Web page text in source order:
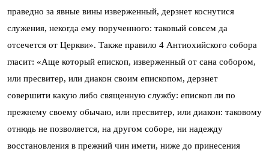
праведно за явные вины изверженный, дерзнет коснутися
служения, некогда ему порученного: таковый совсем да
отсечется от Церкви». Также правило 4 Антиохийского собора
гласит: «Аще который епископ, изверженный от сана собором,
или пресвитер, или диакон своим епископом, дерзнет
совершити какую либо священную службу: епископ ли по
прежнему своему обычаю, или пресвитер, или диакон: таковому
отнюдь не позволяется, на другом соборе, ни надежду
восстановления в прежний чин имети, ниже до принесения